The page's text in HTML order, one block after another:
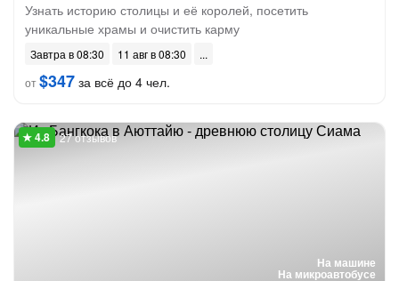
Узнать историю столицы и её королей, посетить
уникальные храмы и очистить карму
Завтра в 08:30
11 авг в 08:30
от$347 за всё до 4 чел.
На машине
На микроавтобусе
27 отзывов